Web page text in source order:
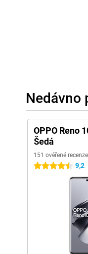
Nedávno
OPPO Reno
Šedá
151 ověřené recenze
4.5 hvězdičky9,2